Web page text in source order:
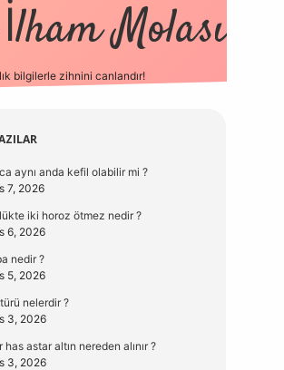
Molası
bilgilerle zihnini canlandır!
aynı anda kefil olabilir mi ?
7, 2026
iki horoz ötmez nedir ?
6, 2026
nedir ?
5, 2026
nelerdir ?
3, 2026
has astar altın nereden alınır ?
3, 2026